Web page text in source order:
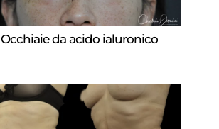
Occhiaie da acido ialuronico